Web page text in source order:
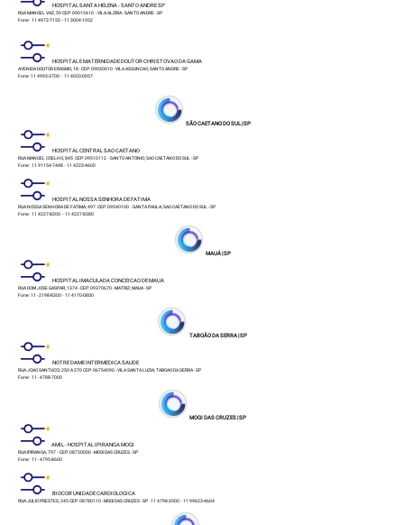
HOSPITAL SANTA HELENA - SANTO ANDRE SP
RUA MANOEL VAZ, 59 CEP: 09015410 - VILA ALZIRA - SANTO ANDRE - SP
Fone: 11 4972-7155 - 11 3004-1052
HOSPITAL E MATERNIDADE DOUTOR CHRISTOVAO DA GAMA
AVENIDA DOUTOR ERASMO, 18 - CEP: 09030010 - VILA ASSUNCAO; SANTO ANDRE - SP
Fone: 11 4993-3700 - 11 4020-0057
SÃO CAETANO DO SUL | SP
HOSPITAL CENTRAL SAO CAETANO
RUA MANOEL COELHO, 845 CEP: 09510112 - SANTO ANTONIO; SAO CAETANO DO SUL - SP
Fone: 11 91154-7448 - 11 4223-4600
HOSPITAL NOSSA SENHORA DE FATIMA
RUA NOSSA SENHORA DE FATIMA, 497 CEP: 09540100 - SANTA PAULA; SAO CAETANO DO SUL - SP
Fone: 11 4227-8200 - 11 4227-8380
MAUÁ | SP
HOSPITAL IMACULADA CONCEICAO DE MAUA
RUA DOM JOSE GASPAR, 1374 - CEP: 09370670 - MATRIZ; MAUA - SP
Fone: 11 - 2198-8300 - 11 4170-0800
TABOÃO DA SERRA | SP
NOTRE DAME INTERMEDICA SAUDE
RUA JOAO SANTUCCI, 250 A 270 CEP: 06754090 - VILA SANTA LUZIA; TABOAO DA SERRA - SP
Fone: 11 - 4788-7000
MOGI DAS CRUZES | SP
AMIL - HOSPITAL IPIRANGA MOGI
RUA IPIRANGA, 797 - CEP: 08730000 - MOGI DAS CRUZES - SP
Fone: 11 - 4795-8600
BIOCOR UNIDADE CARDIOLOGICA
RUA JULIO PRESTES, 245 CEP: 08780110 - MOGI DAS CRUZES - SP 11 4798-2000 -11 99623-4604